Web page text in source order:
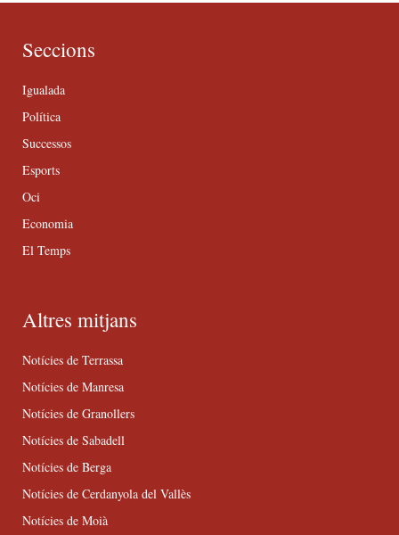
Seccions
Igualada
Política
Successos
Esports
Oci
Economia
El Temps
Altres mitjans
Notícies de Terrassa
Notícies de Manresa
Notícies de Granollers
Notícies de Sabadell
Notícies de Berga
Notícies de Cerdanyola del Vallès
Notícies de Moià